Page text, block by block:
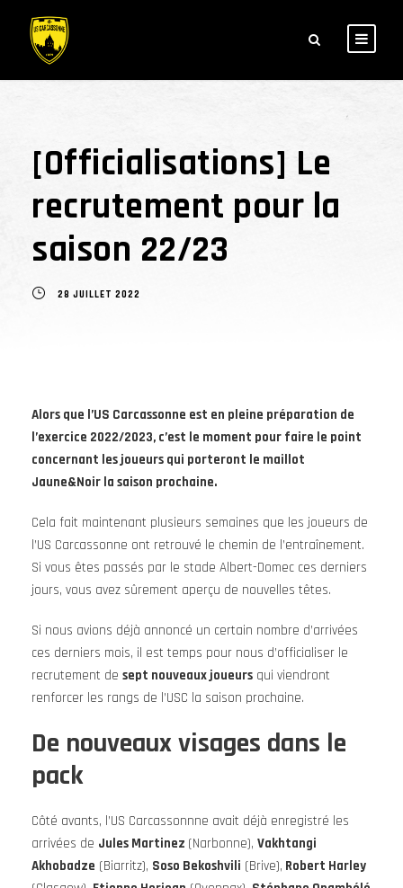
[Officialisations] Le
recrutement pour la
saison 22/23
28 JUILLET 2022
Alors que l’US Carcassonne est en pleine préparation de
l’exercice 2022/2023, c’est le moment pour faire le point
concernant les joueurs qui porteront le maillot
Jaune&Noir la saison prochaine.
Cela fait maintenant plusieurs semaines que les joueurs de
l’US Carcassonne ont retrouvé le chemin de l’entraînement.
Si vous êtes passés par le stade Albert-Domec ces derniers
jours, vous avez sûrement aperçu de nouvelles têtes.
Si nous avions déjà annoncé un certain nombre d’arrivées
ces derniers mois, il est temps pour nous d’officialiser le
recrutement de sept nouveaux joueurs qui viendront
renforcer les rangs de l’USC la saison prochaine.
De nouveaux visages dans le
pack
Côté avants, l’US Carcassonnne avait déjà enregistré les
arrivées de Jules Martinez (Narbonne), Vakhtangi
Akhobadze (Biarritz), Soso Bekoshvili (Brive), Robert Harley